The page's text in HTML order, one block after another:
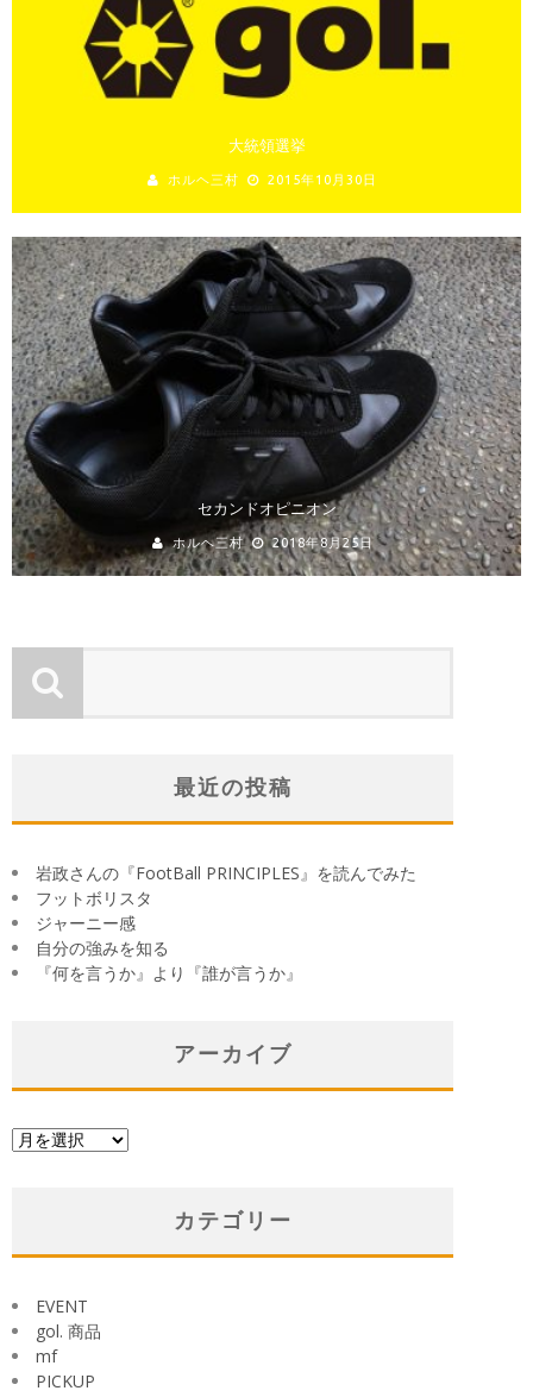
大統領選挙
ホルヘ三村 2015年10月30日
セカンドオピニオン
ホルヘ三村 2018年8月25日
最近の投稿
岩政さんの『FootBall PRINCIPLES』を読んでみた
フットボリスタ
ジャーニー感
自分の強みを知る
『何を言うか』より『誰が言うか』
アーカイブ
ア
カテゴリー
EVENT
gol. 商品
mf
PICKUP